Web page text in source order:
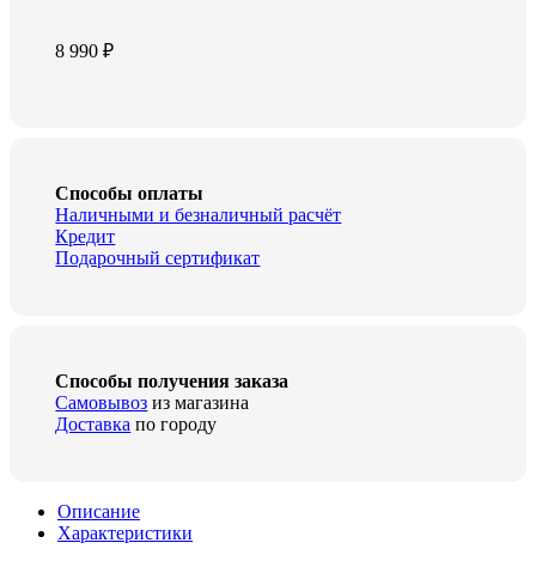
8 990₽
Способы оплаты
Наличными и безналичный расчёт
Кредит
Подарочный сертификат
Способы получения заказа
Самовывоз из магазина
Доставка по городу
Описание
Характеристики